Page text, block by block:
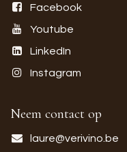
Facebook
Youtube
LinkedIn
Instagram
Neem contact op
laure@verivino.be